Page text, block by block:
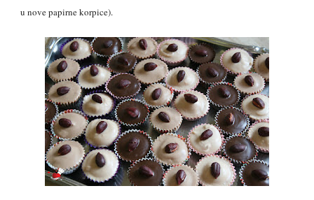
u nove papirne korpice).